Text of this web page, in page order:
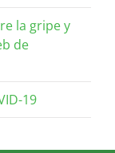
la gripe y
de
19